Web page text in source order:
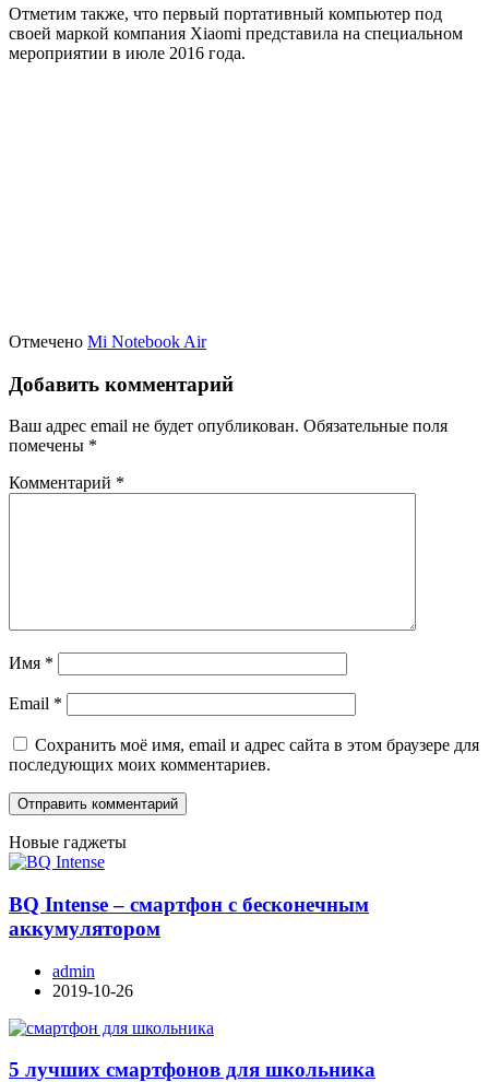
Отметим также, что первый портативный компьютер под
своей маркой компания Xiaomi представила на специальном
мероприятии в июле 2016 года.
Отмечено Mi Notebook Air
Добавить комментарий
Ваш адрес email не будет опубликован. Обязательные поля
помечены *
Комментарий *
Имя *
Email *
Сохранить моё имя, email и адрес сайта в этом браузере для
последующих моих комментариев.
Новые гаджеты
BQ Intense – смартфон с бесконечным
аккумулятором
admin
2019-10-26
5 лучших смартфонов для школьника